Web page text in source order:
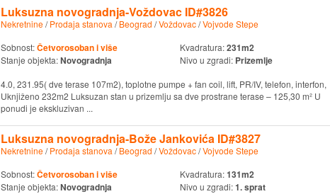
Luksuzna novogradnja-Voždovac ID#3826
Nekretnine/Prodaja stanova /Beograd /Voždovac/Vojvode Stepe
Sobnost:Četvorosoban i više Kvadratura:231m2
Stanje objekta:Novogradnja Nivo u zgradi: Prizemlje
4.0, 231.95( dve terase 107m2), toplotne pumpe + fan coil, lift, PR/IV, telefon, interfon,
Uknjiženo 232m2 Luksuzan stan u prizemlju sa dve prostrane terase – 125,30 m² U
ponudi je ekskluzivan ...
Luksuzna novogradnja-Bože Jankovića ID#3827
Nekretnine/Prodaja stanova /Beograd /Voždovac/Vojvode Stepe
Sobnost:Četvorosoban i više Kvadratura:131m2
Stanje objekta:Novogradnja Nivo u zgradi:1. sprat